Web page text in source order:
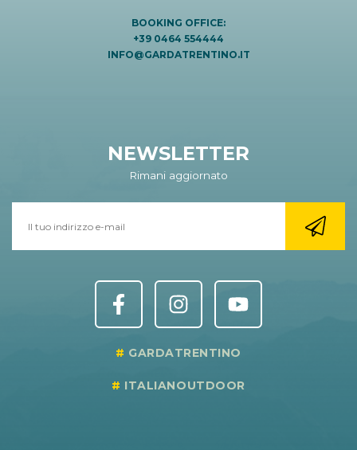
BOOKING OFFICE:
+39 0464 554444
INFO@GARDATRENTINO.IT
NEWSLETTER
Rimani aggiornato
GARDATRENTINO
ITALIANOUTDOOR